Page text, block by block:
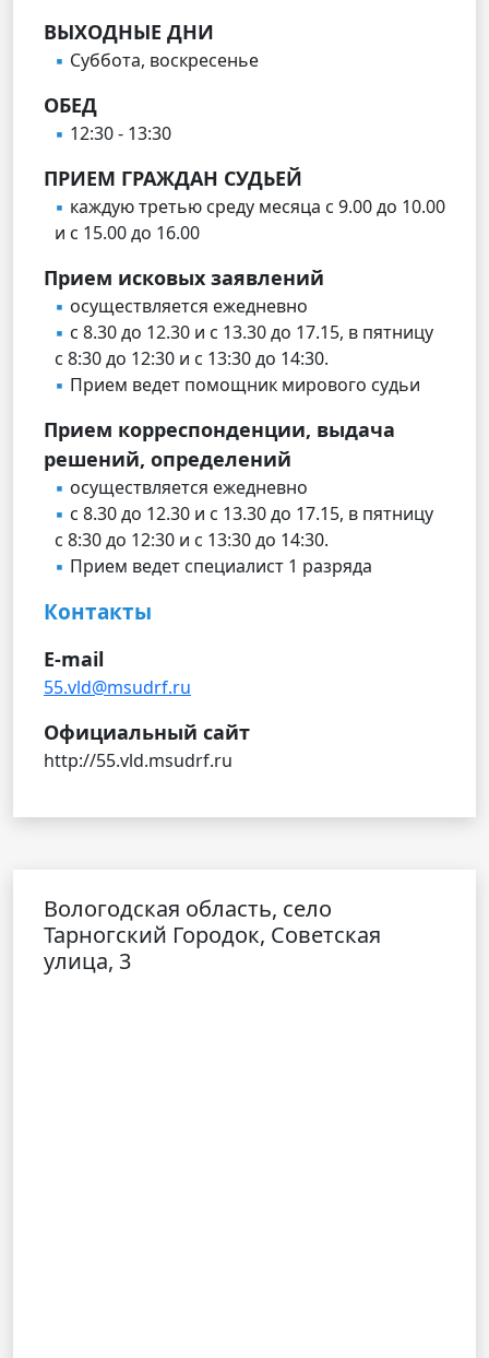
ВЫХОДНЫЕ ДНИ
Суббота, воскресенье
ОБЕД
12:30 - 13:30
ПРИЕМ ГРАЖДАН СУДЬЕЙ
каждую третью среду месяца с 9.00 до 10.00
и с 15.00 до 16.00
Прием исковых заявлений
осуществляется ежедневно
с 8.30 до 12.30 и с 13.30 до 17.15, в пятницу
с 8:30 до 12:30 и с 13:30 до 14:30.
Прием ведет помощник мирового судьи
Прием корреспонденции, выдача
решений, определений
осуществляется ежедневно
с 8.30 до 12.30 и с 13.30 до 17.15, в пятницу
с 8:30 до 12:30 и с 13:30 до 14:30.
Прием ведет специалист 1 разряда
Контакты
E-mail
55.vld@msudrf.ru
Официальный сайт
http://55.vld.msudrf.ru
Вологодская область, село
Тарногский Городок, Советская
улица, 3